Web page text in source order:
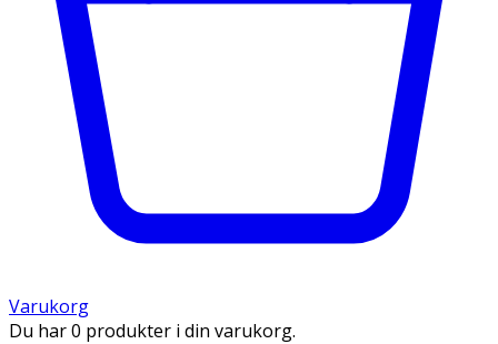
Varukorg
Du har 0 produkter i din varukorg.